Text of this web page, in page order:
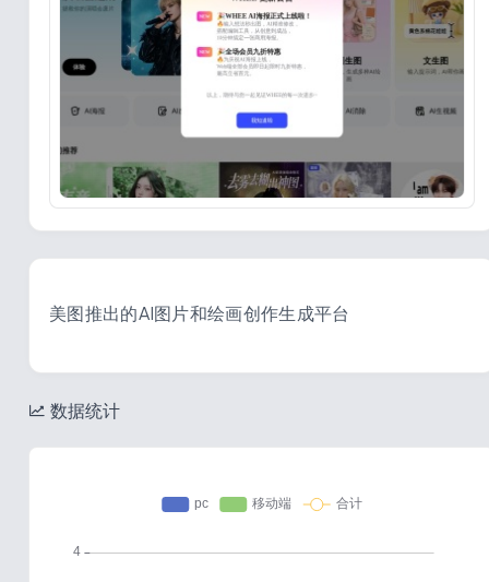
美图推出的AI图片和绘画创作生成平台
数据统计